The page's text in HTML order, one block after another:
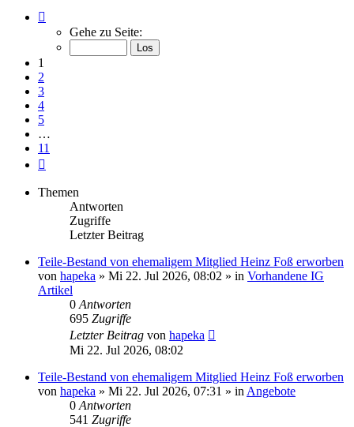
von
Gehe zu Seite:
1
2
3
4
5
…
11
Themen
Antworten
Zugriffe
Letzter Beitrag
Teile-Bestand von ehemaligem Mitglied Heinz Foß erworben
von hapeka » Mi 22. Jul 2026, 08:02 » in Vorhandene IG
Artikel
0 Antworten
695 Zugriffe
Letzter Beitrag von hapeka
Mi 22. Jul 2026, 08:02
Teile-Bestand von ehemaligem Mitglied Heinz Foß erworben
von hapeka » Mi 22. Jul 2026, 07:31 » in Angebote
0 Antworten
541 Zugriffe